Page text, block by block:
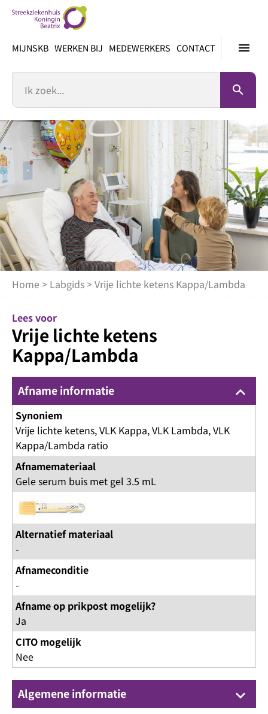
inhoud
menu
MIJNSKB WERKEN BIJ MEDEWERKERS CONTACT
search
Home > Labgids> Vrije lichte ketens Kappa/Lambda
Lees voor
Vrije lichte ketens
Kappa/Lambda
Afname informatie keyboard_arrow_up
Synoniem
Vrije lichte ketens, VLK Kappa, VLK Lambda, VLK
Kappa/Lambda ratio
Afnamemateriaal
Gele serum buis met gel 3.5 mL
Alternatief materiaal
-
Afnameconditie
-
Afname op prikpost mogelijk?
Ja
CITO mogelijk
Nee
Algemene informatie keyboard_arrow_down